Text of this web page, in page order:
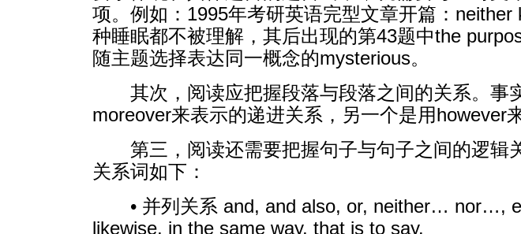
项。例如：1995年考研英语完型文章开篇：
种睡眠都不被理解，其后出现的第43题中the
随主题选择表达同一概念的mysterious。
其次，阅读应把握段落与段落之间的关系。事
moreover来表示的递进关系，另一个是用however
第三，阅读还需要把握句子与句子之间的逻
关系词如下：
• 并列关系 and, and also, or, neither…
likewise, in the same way, that is to say.